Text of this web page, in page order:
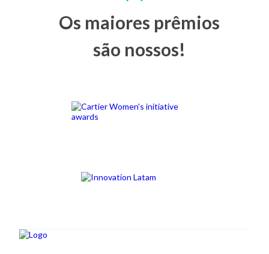
Os maiores prêmios
são nossos!